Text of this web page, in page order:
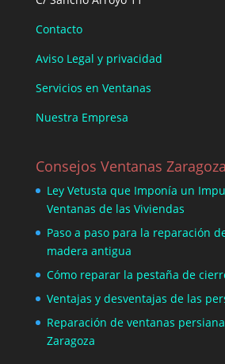
Contacto
Aviso Legal y privacidad
Servicios en Ventanas
Nuestra Empresa
Consejos Ventanas Zaragoza
Ley Vetusta que Imponía un
Ventanas de las Viviendas
Paso a paso para la reparación
madera antigua
Cómo reparar la pestaña de
Ventajas y desventajas de las
Reparación de ventanas
Zaragoza